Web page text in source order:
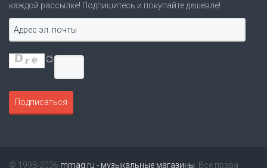
каждой рассылке! Подпишитесь и покупайте дешевле!
© 1998-2026 mmag.ru - музыкальные магазины . Все права